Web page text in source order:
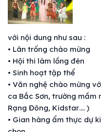
với nội dung như sau :
• Lân trống chào mừng
• Hội thi làm lồng đèn
• Sinh hoạt tập thể
• Văn nghệ chào mừng
ca Bắc Sơn, trường mầm
Rạng Đông, Kidstar…. )
• Gian hàng ẩm thực dự